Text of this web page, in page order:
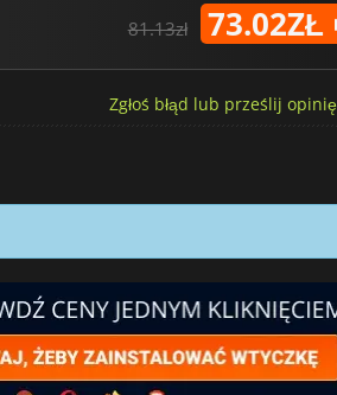
81.13zł 73.02ZŁ
Zgłoś błąd lub prześlij opinię